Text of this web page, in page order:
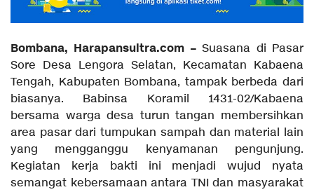
Bombana, Harapansultra.com –Suasana di Pasar
Sore Desa Lengora Selatan, Kecamatan Kabaena
Tengah, Kabupaten Bombana, tampak berbeda dari
biasanya. Babinsa Koramil 1431-02/Kabaena
bersama warga desa turun tangan membersihkan
area pasar dari tumpukan sampah dan material lain
yang mengganggu kenyamanan pengunjung.
Kegiatan kerja bakti ini menjadi wujud nyata
semangat kebersamaan antara TNI dan masyarakat